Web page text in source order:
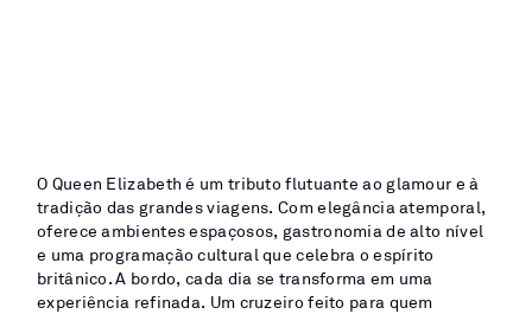
O Queen Elizabeth é um tributo flutuante ao glamour e à
tradição das grandes viagens. Com elegância atemporal,
oferece ambientes espaçosos, gastronomia de alto nível
e uma programação cultural que celebra o espírito
britânico. A bordo, cada dia se transforma em uma
experiência refinada. Um cruzeiro feito para quem